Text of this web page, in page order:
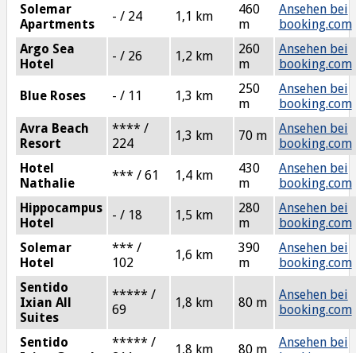
Solemar
Apartments
- / 24 1,1 km
460
m
Ansehen bei
booking.com
Argo Sea
Hotel
- / 26 1,2 km
260
m
Ansehen bei
booking.com
Blue Roses - / 11 1,3 km
250
m
Ansehen bei
booking.com
Avra Beach
Resort
**** /
224
1,3 km 70 m
Ansehen bei
booking.com
Hotel
Nathalie
*** / 61 1,4 km
430
m
Ansehen bei
booking.com
Hippocampus
Hotel
- / 18 1,5 km
280
m
Ansehen bei
booking.com
Solemar
Hotel
*** /
102
1,6 km
390
m
Ansehen bei
booking.com
Sentido
Ixian All
Suites
***** /
69
1,8 km 80 m
Ansehen bei
booking.com
Sentido
***** /
1,8 km 80 m
Ansehen bei